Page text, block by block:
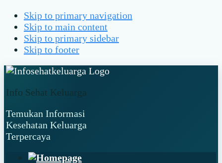
Skip to primary navigation
Skip to main content
Skip to primary sidebar
Skip to footer
Info Sehat Keluarga
Temukan Informasi
Kesehatan Keluarga
Terpercaya